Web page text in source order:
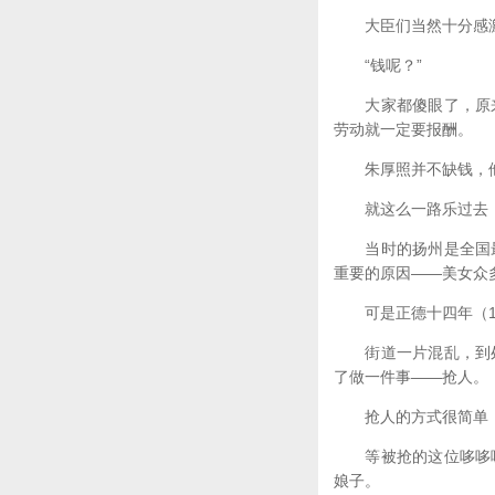
大臣们当然十分感
“钱呢？”
大家都傻眼了，原来
劳动就一定要报酬。
朱厚照并不缺钱，他
就这么一路乐过去
当时的扬州是全国最
重要的原因——美女众
可是正德十四年（
街道一片混乱，到
了做一件事——抢人。
抢人的方式很简单：
等被抢的这位哆哆嗦
娘子。